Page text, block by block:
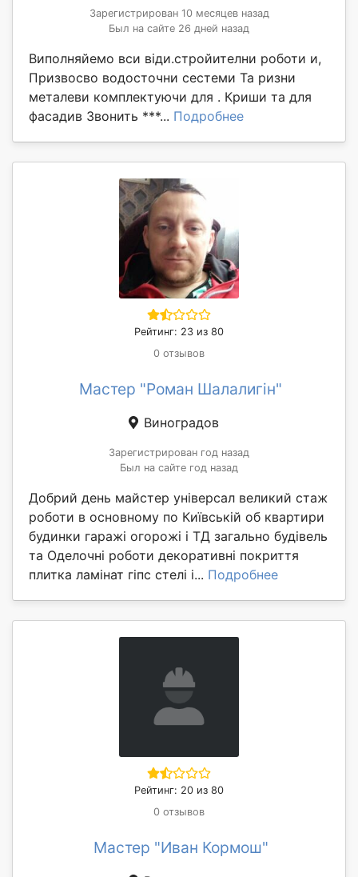
Зарегистрирован 10 месяцев назад
Был на сайте 26 дней назад
Виполняйемо вси віди.стройителни роботи и,
Призвосво водосточни сестеми Та ризни
металеви комплектуючи для . Криши та для
фасадив Звонить ***... Подробнее
Рейтинг: 23 из 80
0 отзывов
Мастер "Роман Шалалигін"
Виноградов
Зарегистрирован год назад
Был на сайте год назад
Добрий день майстер універсал великий стаж
роботи в основному по Київській об квартири
будинки гаражі огорожі і ТД загально будівель
та Оделочні роботи декоративні покриття
плитка ламінат гіпс стелі і... Подробнее
Рейтинг: 20 из 80
0 отзывов
Мастер "Иван Кормош"